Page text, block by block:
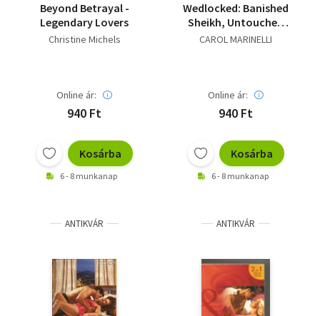
Tankönyv, segédkönyv
Történelem
Egyéb
Beyond Betrayal -
Legendary Lovers
Christine Michels
Online ár:
940 Ft
Kosárba
6 - 8 munkanap
Wedlocked: Banished
Sheikh, Untouched
Queen
CAROL MARINELLI
Online ár:
940 Ft
Kosárba
6 - 8 munkanap
ANTIKVÁR ANTIKVÁR